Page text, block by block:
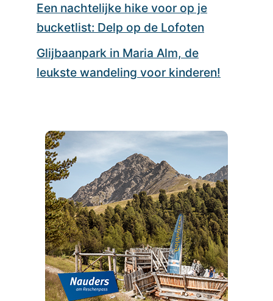
Een nachtelijke hike voor op je
bucketlist: Delp op de Lofoten
Glijbaanpark in Maria Alm, de
leukste wandeling voor kinderen!